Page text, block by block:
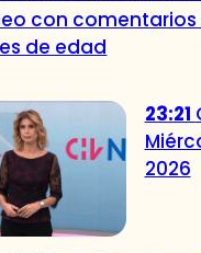
con comentarios
de edad
23:21
2026